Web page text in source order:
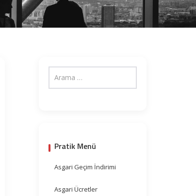
Pratik Menü
Asgari Geçim İndirimi
Asgari Ücretler